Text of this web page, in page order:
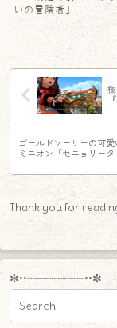
いの冒険者」
ゴールドソーサーの可
ミニオン『セニョリータ
Thank you for
✼••┈┈┈┈┈┈┈┈┈••✼